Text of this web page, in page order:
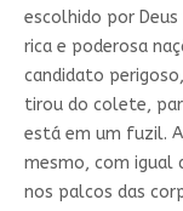
escolhido por Deus
rica e poderosa
candidato
tirou do colete,
está em um fuzil.
mesmo, com igual
nos palcos das